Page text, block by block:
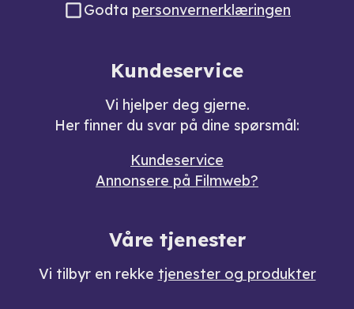
Godta personvernerklæringen
Kundeservice
Vi hjelper deg gjerne.
Her finner du svar på dine spørsmål:
Kundeservice
Annonsere på Filmweb?
Våre tjenester
Vi tilbyr en rekke tjenester og produkter